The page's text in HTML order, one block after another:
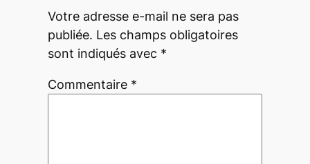
Votre adresse e-mail ne sera pas
publiée. Les champs obligatoires
sont indiqués avec *
Commentaire *